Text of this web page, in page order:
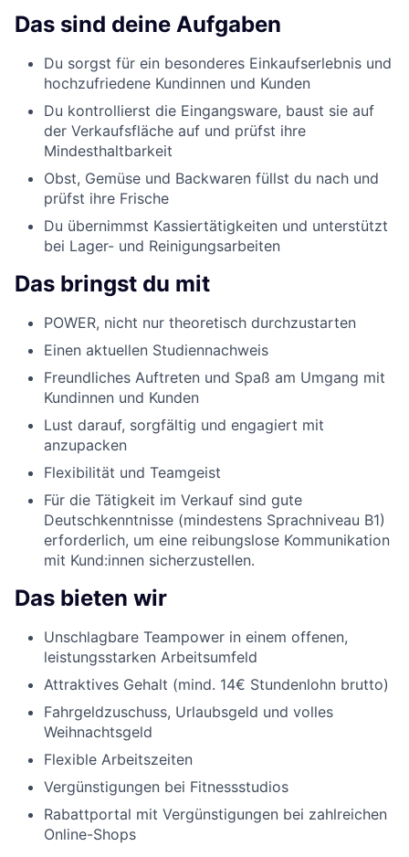
Das sind deine Aufgaben
Du sorgst für ein besonderes Einkaufserlebnis und
hochzufriedene Kundinnen und Kunden
Du kontrollierst die Eingangsware, baust sie auf
der Verkaufsfläche auf und prüfst ihre
Mindesthaltbarkeit
Obst, Gemüse und Backwaren füllst du nach und
prüfst ihre Frische
Du übernimmst Kassiertätigkeiten und unterstützt
bei Lager- und Reinigungsarbeiten
Das bringst du mit
POWER, nicht nur theoretisch durchzustarten
Einen aktuellen Studiennachweis
Freundliches Auftreten und Spaß am Umgang mit
Kundinnen und Kunden
Lust darauf, sorgfältig und engagiert mit
anzupacken
Flexibilität und Teamgeist
Für die Tätigkeit im Verkauf sind gute
Deutschkenntnisse (mindestens Sprachniveau B1)
erforderlich, um eine reibungslose Kommunikation
mit Kund:innen sicherzustellen.
Das bieten wir
Unschlagbare Teampower in einem offenen,
leistungsstarken Arbeitsumfeld
Attraktives Gehalt (mind. 14€ Stundenlohn brutto)
Fahrgeldzuschuss, Urlaubsgeld und volles
Weihnachtsgeld
Flexible Arbeitszeiten
Vergünstigungen bei Fitnessstudios
Rabattportal mit Vergünstigungen bei zahlreichen
Online-Shops